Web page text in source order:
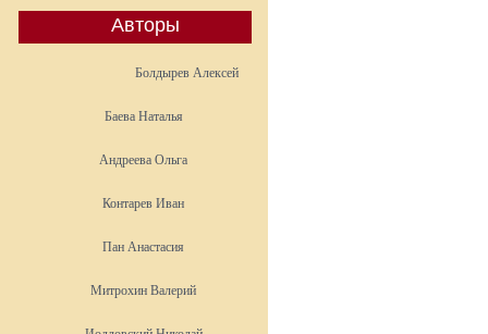
Авторы
Болдырев Алексей
Баева Наталья
Андреева Ольга
Контарев Иван
Пан Анастасия
Митрохин Валерий